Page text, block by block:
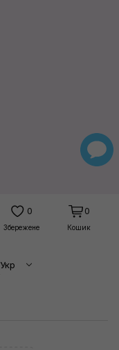
0
Збережене
0
Кошик
Укр